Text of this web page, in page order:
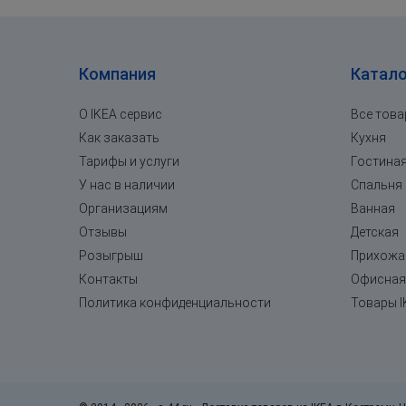
Компания
О IKEA сервис
Как заказать
Тарифы и услуги
У нас в наличии
Организациям
Отзывы
Розыгрыш
Контакты
Политика конфиденциальности
Все
Кухня
Спальня
Ванная
Детская
Товары